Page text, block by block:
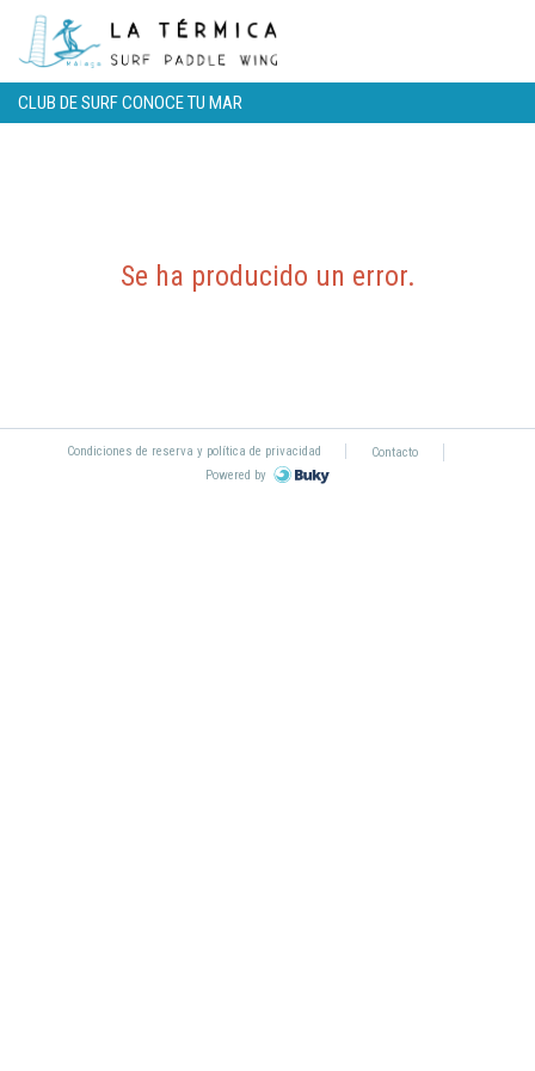
CLUB DE SURF CONOCE TU MAR
Se ha producido un error.
Condiciones de reserva y política de privacidad
Contacto
Powered by